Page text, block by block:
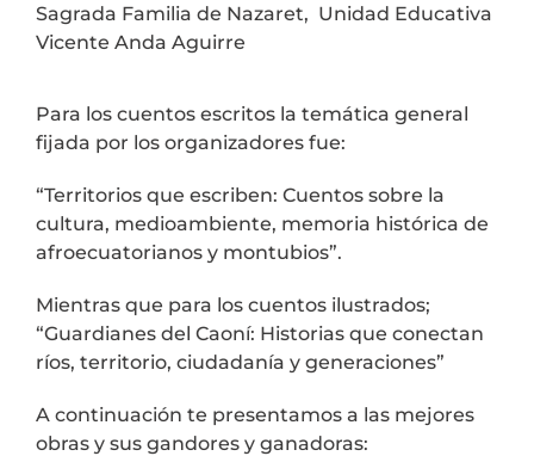
Sagrada Familia de Nazaret, Unidad Educativa
Vicente Anda Aguirre
Para los cuentos escritos la temática general
fijada por los organizadores fue:
“Territorios que escriben: Cuentos sobre la
cultura, medioambiente, memoria histórica de
afroecuatorianos y montubios”.
Mientras que para los cuentos ilustrados;
“Guardianes del Caoní: Historias que conectan
ríos, territorio, ciudadanía y generaciones”
A continuación te presentamos a las mejores
obras y sus gandores y ganadoras: